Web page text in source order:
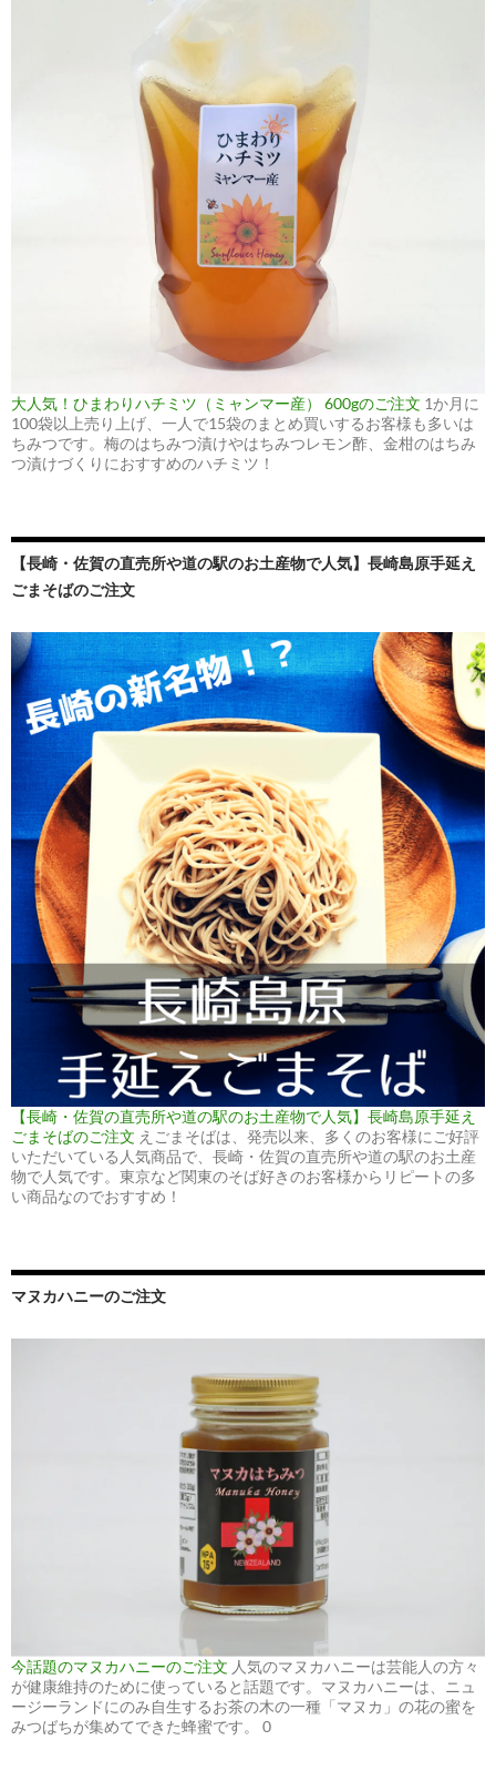
大人気！ひまわりハチミツ（ミャンマー産） 600gのご注文 1か月に
100袋以上売り上げ、一人で15袋のまとめ買いするお客様も多いは
ちみつです。梅のはちみつ漬けやはちみつレモン酢、金柑のはちみ
つ漬けづくりにおすすめのハチミツ！
【長崎・佐賀の直売所や道の駅のお土産物で人気】長崎島原手延え
ごまそばのご注文
【長崎・佐賀の直売所や道の駅のお土産物で人気】長崎島原手延え
ごまそばのご注文 えごまそばは、発売以来、多くのお客様にご好評
いただいている人気商品で、長崎・佐賀の直売所や道の駅のお土産
物で人気です。東京など関東のそば好きのお客様からリピートの多
い商品なのでおすすめ！
マヌカハニーのご注文
今話題のマヌカハニーのご注文 人気のマヌカハニーは芸能人の方々
が健康維持のために使っていると話題です。マヌカハニーは、ニュ
ージーランドにのみ自生するお茶の木の一種「マヌカ」の花の蜜を
みつばちが集めてできた蜂蜜です。 0